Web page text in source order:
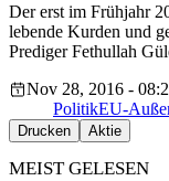
Der erst im Frühjahr
lebende Kurden und
Prediger Fethullah
Nov 28, 2016 -
PolitikEU-
Drucken Aktie
MEIST GELESEN